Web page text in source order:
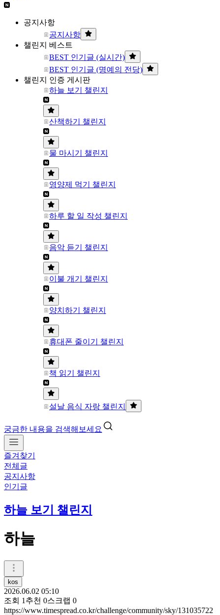
공지사항
공지사항
챌린지 베스트
BEST 인기글 (실시간)
BEST 인기글 (명예의 전당)
챌린지 인증 게시판
하늘 보기 챌린지
산책하기 챌린지
물 마시기 챌린지
영양제 먹기 챌린지
하루 할 일 작성 챌린지
음악 듣기 챌린지
이불 개기 챌린지
양치하기 챌린지
휴대폰 줄이기 챌린지
책 읽기 챌린지
설날 음식 자랑 챌린지
궁금한 내용을 검색해보세요
즐겨찾기
전체글
공지사항
인기글
하늘 보기 챌린지
하늘
kos
2026.06.02 05:10
조회 1 추천 0스크랩 0
https://www.timespread.co.kr/challenge/community/sky/131035722